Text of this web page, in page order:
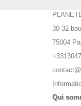
30-32
75004
Qui